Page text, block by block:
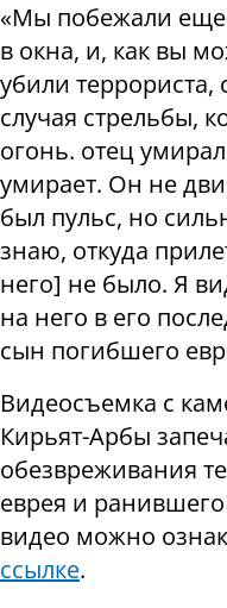
«Мы побежали еще
в окна, и, как вы
убили террориста,
случая стрельбы,
огонь. отец
умирает. Он не
был пульс, но
знаю, откуда
него] не было. Я
на него в его
сын погибшего
Видеосъемка с
Кирьят-Арбы
обезвреживания
еврея и
видео можно
ссылке.